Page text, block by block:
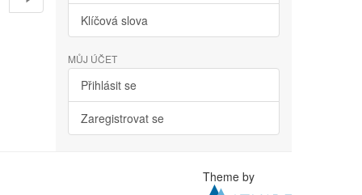
Klíčová slova
MŮJ ÚČET
Přihlásit se
Zaregistrovat se
Theme by